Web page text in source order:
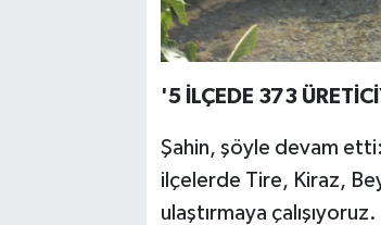
'5 İLÇEDE 373
Şahin, şöyle devam
ilçelerde Tire, Kiraz,
ulaştırmaya